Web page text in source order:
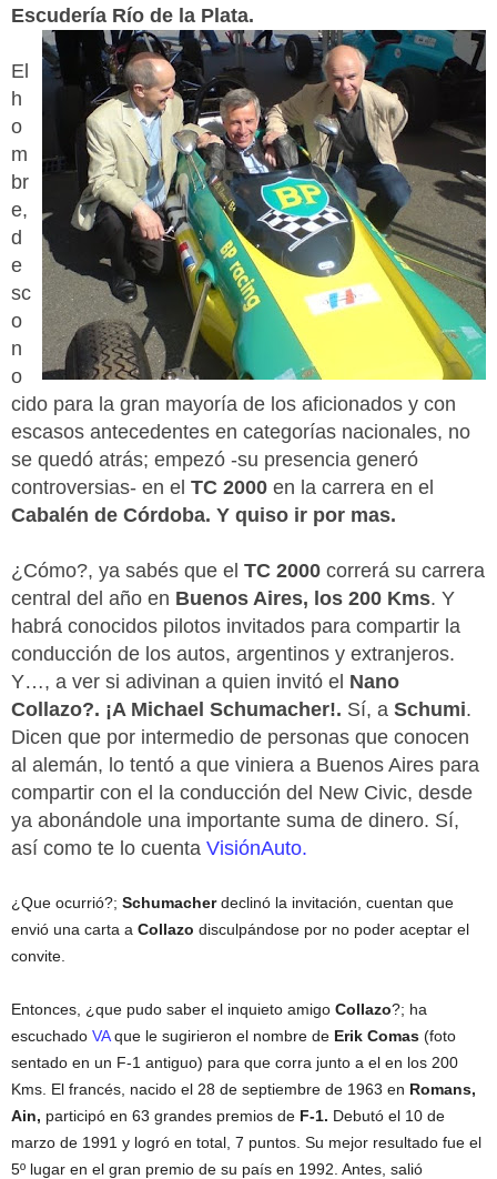
Escudería Río de la Plata.
El
h
o
m
br
e,
d
e
sc
o
n
o
cido para la gran mayoría de los aficionados y con
escasos antecedentes en categorías nacionales, no
se quedó atrás; empezó -su presencia generó
controversias- en el TC 2000 en la carrera en el
Cabalén de Córdoba. Y quiso ir por mas.
¿Cómo?, ya sabés que el TC 2000 correrá su carrera
central del año en Buenos Aires, los 200 Kms. Y
habrá conocidos pilotos invitados para compartir la
conducción de los autos, argentinos y extranjeros.
Y…, a ver si adivinan a quien invitó el Nano
Collazo?. ¡A Michael Schumacher!. Sí, a Schumi.
Dicen que por intermedio de personas que conocen
al alemán, lo tentó a que viniera a Buenos Aires para
compartir con el la conducción del New Civic, desde
ya abonándole una importante suma de dinero. Sí,
así como te lo cuenta VisiónAuto.
¿Que ocurrió?; Schumacherdeclinó la invitación, cuentan que
envió una carta a Collazo disculpándose por no poder aceptar el
convite.
Entonces, ¿que pudo saber el inquieto amigo Collazo?; ha
escuchado VAque le sugirieron el nombre de Erik Comas (foto
sentado en un F-1 antiguo) para que corra junto a el en los 200
Kms. El francés, nacido el 28 de septiembre de 1963 en Romans,
Ain, participó en 63 grandes premios de F-1. Debutó el 10 de
marzo de 1991 y logró en total, 7 puntos. Su mejor resultado fue el
5º lugar en el gran premio de su país en 1992. Antes, salió